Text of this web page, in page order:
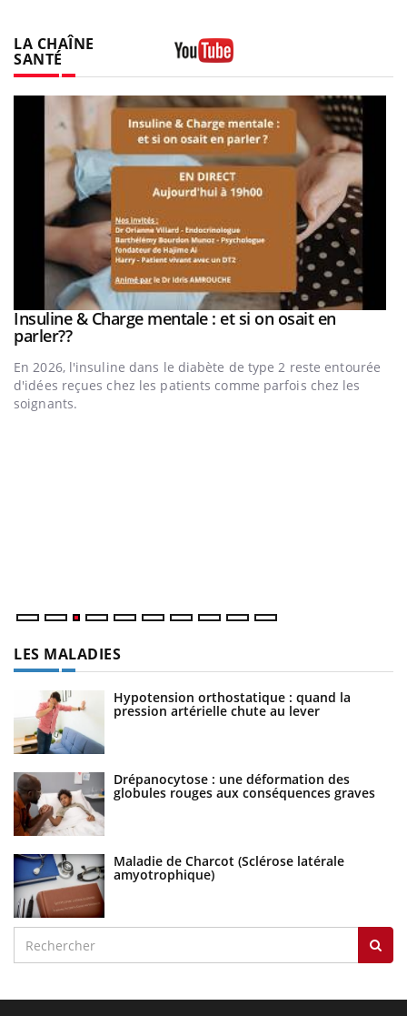
LA CHAÎNE
SANTÉ
Youtube
Youtube
Insuline & Charge mentale : et si on osait en
parler??Youtube
En 2026, l'insuline dans le diabète de type 2 reste entourée
d'idées reçues chez les patients comme parfois chez les
soignants.
LES MALADIES
Hypotension orthostatique : quand la
pression artérielle chute au lever
Drépanocytose : une déformation des
globules rouges aux conséquences graves
Maladie de Charcot (Sclérose latérale
amyotrophique)